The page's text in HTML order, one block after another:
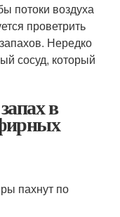
потоки воздуха
проветрить
Нередко
сосуд, который
в
пахнут по